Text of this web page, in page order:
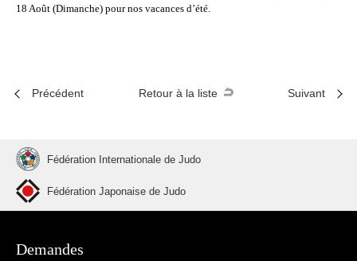
18 Août (Dimanche) pour nos vacances d’été.
Précédent Retour à la liste Suivant
Fédération Internationale de Judo
Fédération Japonaise de Judo
Demandes